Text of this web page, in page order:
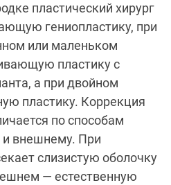
пластический хирург
гениопластику, при
или маленьком
пластику с
а при двойном
пластику. Коррекция
по способам
и внешнему. При
слизистую оболочку
— естественную